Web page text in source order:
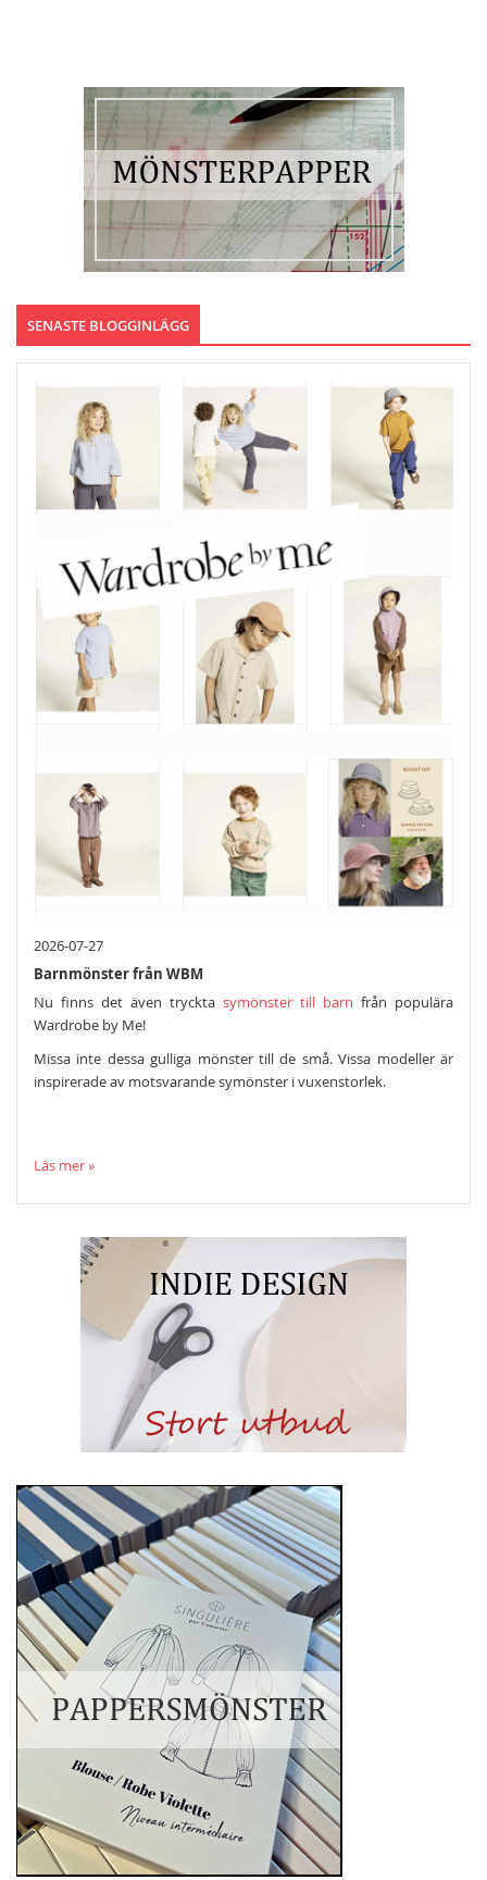
SENASTE BLOGGINLÄGG
2026-07-27
Barnmönster från WBM
Nu finns det även tryckta symönster till barn från populära
Wardrobe by Me!
Missa inte dessa gulliga mönster till de små. Vissa modeller är
inspirerade av motsvarande symönster i vuxenstorlek.
Läs mer »